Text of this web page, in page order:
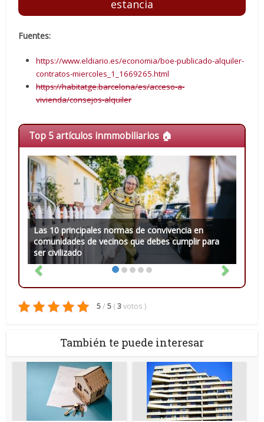
estancia
Fuentes:
https://www.eldiario.es/economia/boe-publicado-alquiler-
contratos-miercoles_1_1669265.html
https://habitatge.barcelona/es/acceso-a-
vivienda/consejos-alquiler
Top 5 artículos inmmobiliarios 🏠
Las 10 principales normas de convivencia en
comunidades de vecinos que debes cumplir para
ser civilizado
5/ 5 (3votos )
También te puede interesar